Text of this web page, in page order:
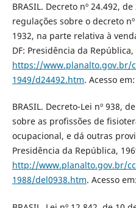
BRASIL. Decreto nº 24.492,
regulações sobre o decreto
1932, na parte relativa à
DF: Presidência da
https://www.planalto.gov.br/
1949/d24492.htm. Acesso
BRASIL. Decreto-Lei nº 938,
sobre as profissões de
ocupacional, e dá outras
Presidência da República,
http://www.planalto.gov.br/
1988/del0938.htm. Acesso